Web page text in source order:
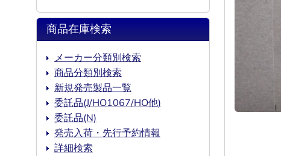
商品在庫検索
メーカー分類別検索
商品分類別検索
新規発売製品一覧
委託品(J/HO1067/HO他)
委託品(N)
発売入荷・先行予約情報
詳細検索